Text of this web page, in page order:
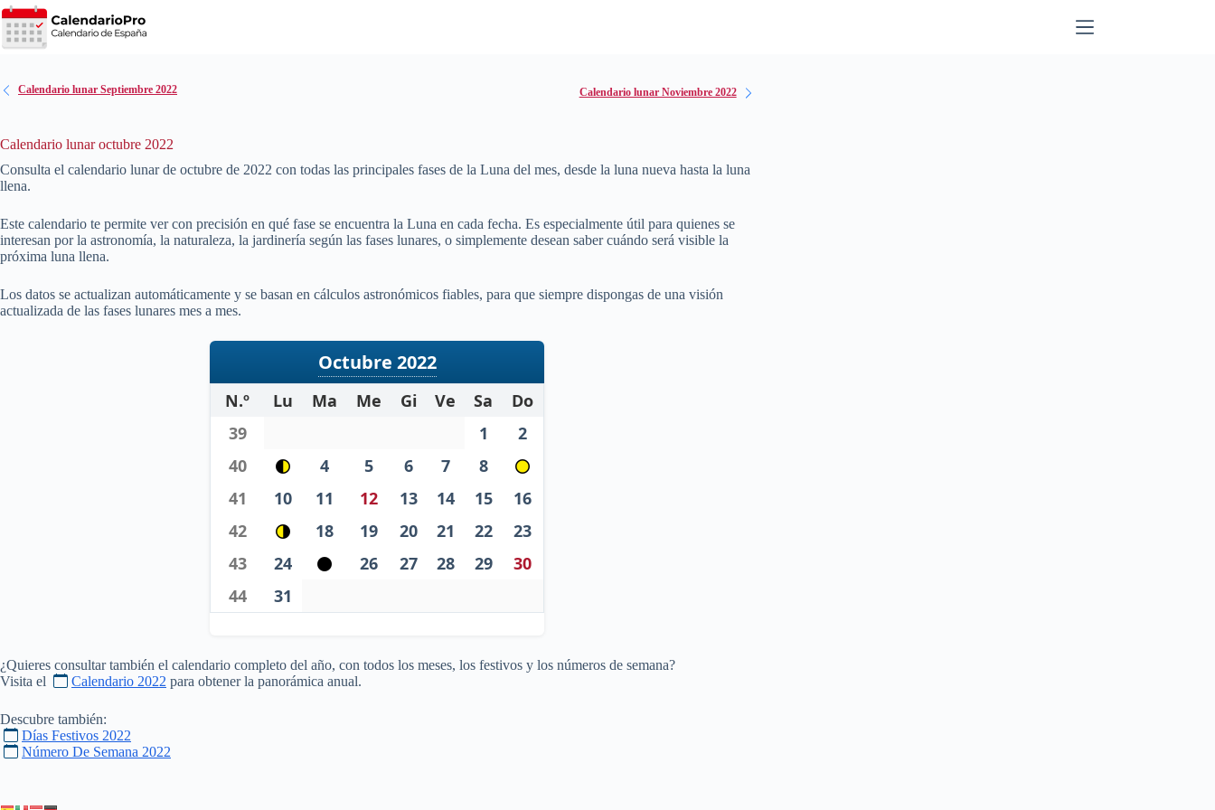
Saltar
al
contenido
Calendario lunar Septiembre 2022 Calendario lunar Noviembre 2022
Calendario lunar octubre 2022
Consulta el calendario lunar de octubre de 2022 con todas las principales fases de la Luna del mes, desde la luna nueva hasta la luna
llena.
Este calendario te permite ver con precisión en qué fase se encuentra la Luna en cada fecha. Es especialmente útil para quienes se
interesan por la astronomía, la naturaleza, la jardinería según las fases lunares, o simplemente desean saber cuándo será visible la
próxima luna llena.
Los datos se actualizan automáticamente y se basan en cálculos astronómicos fiables, para que siempre dispongas de una visión
actualizada de las fases lunares mes a mes.
Octubre 2022
N.º Lu Ma Me Gi Ve Sa
Do
39
1
2
40
4 5 6 7
8
41
10 11 12 13 14 15
16
42
18 19 20 21 22
23
43
24 26 27 28 29
30
44
31
¿Quieres consultar también el calendario completo del año, con todos los meses, los festivos y los números de semana?
Visita el
Calendario 2022 para obtener la panorámica anual.
Descubre también:
Días Festivos 2022
Número De Semana 2022